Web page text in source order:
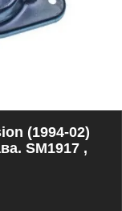
(1994-02)
SM1917 ,